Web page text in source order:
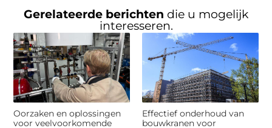
Gerelateerde berichten die u mogelijk
interesseren.
Oorzaken en oplossingen
voor veelvoorkomende
Effectief onderhoud van
bouwkranen voor